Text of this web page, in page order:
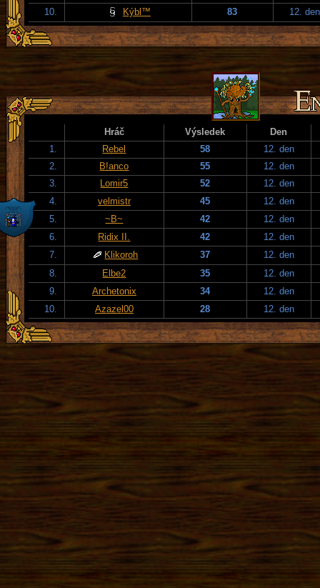
10.
Kýbl™ 83 12. den
Hráč Výsledek
Den
1.
Rebel 58
12. den
2.
B!anco 55
12. den
3.
Lomir5 52
12. den
4.
velmistr 45
12. den
5.
~B~ 42
12. den
6.
Ridix II. 42
12. den
7.
Klikoroh 37
12. den
8.
Elbe2 35
12. den
9.
Archetonix 34
12. den
10.
Azazel00 28 12. den